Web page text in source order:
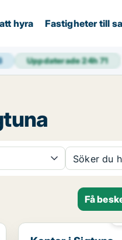
hyra Fastigheter till
Uppdaterade 24h 71
Söker du
Få
Kontor i Sigtuna